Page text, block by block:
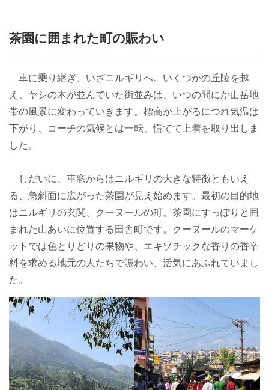
茶園に囲まれた町の賑わい
車に乗り継ぎ、いざニルギリへ。いくつかの丘陵を越
え、ヤシの木が並んでいた街並みは、いつの間にか山岳地
帯の風景に変わっていきます。標高が上がるにつれ気温は
下がり、コーチの気候とは一転、慌てて上着を取り出しま
した。
しだいに、車窓からはニルギリの大きな特徴ともいえ
る、急斜面に広がった茶園が見え始めます。最初の目的地
はニルギリの玄関、クーヌールの町。茶園にすっぽりと囲
まれた山あいに位置する田舎町です。クーヌールのマーケ
ットでは色とりどりの果物や、エキゾチックな香りの香辛
料を求める地元の人たちで賑わい、活気にあふれていまし
た。